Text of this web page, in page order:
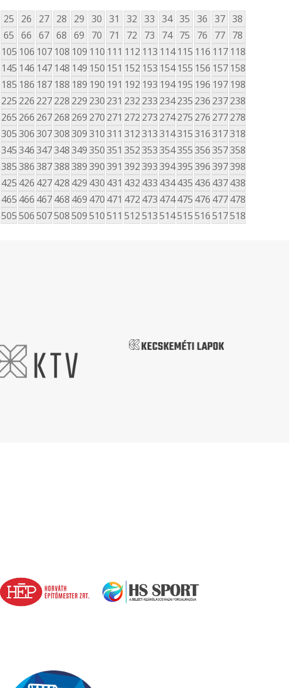
25 26 27 28 29 30 31 32 33 34 35 36 37 38
65 66 67 68 69 70 71 72 73 74 75 76 77 78
105 106 107 108 109 110 111 112 113 114 115 116 117 118
145 146 147 148 149 150 151 152 153 154 155 156 157 158
185 186 187 188 189 190 191 192 193 194 195 196 197 198
225 226 227228 229 230 231 232 233 234235 236 237238
265 266 267268 269 270 271 272 273 274275 276 277278
305306307308309310311 312313314315316317318
345346347348349350351 352353354355356357358
385386387388389390391 392393394395396397398
425 426 427428 429 430 431 432 433 434435 436 437438
465 466 467468 469 470 471 472 473 474475 476 477478
505506507508509510511 512513514515516517518